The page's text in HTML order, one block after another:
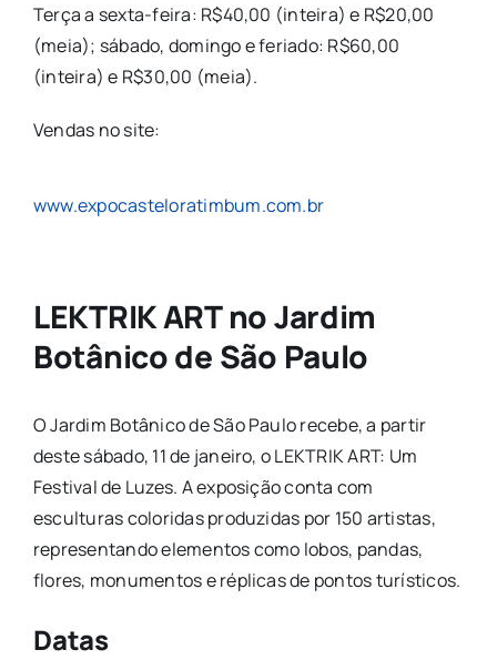
Terça a sexta-feira: R$40,00 (inteira) e R$20,00
(meia); sábado, domingo e feriado: R$60,00
(inteira) e R$30,00 (meia).
Vendas no site:
www.expocasteloratimbum.com.br
LEKTRIK ART no Jardim
Botânico de São Paulo
O Jardim Botânico de São Paulo recebe, a partir
deste sábado, 11 de janeiro, o LEKTRIK ART: Um
Festival de Luzes. A exposição conta com
esculturas coloridas produzidas por 150 artistas,
representando elementos como lobos, pandas,
flores, monumentos e réplicas de pontos turísticos.
Datas